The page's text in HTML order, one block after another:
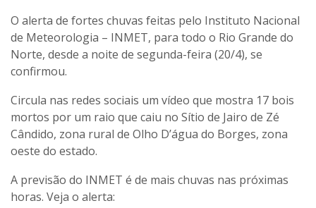
O alerta de fortes chuvas feitas pelo Instituto Nacional
de Meteorologia – INMET, para todo o Rio Grande do
Norte, desde a noite de segunda-feira (20/4), se
confirmou.
Circula nas redes sociais um vídeo que mostra 17 bois
mortos por um raio que caiu no Sítio de Jairo de Zé
Cândido, zona rural de Olho D’água do Borges, zona
oeste do estado.
A previsão do INMET é de mais chuvas nas próximas
horas. Veja o alerta: